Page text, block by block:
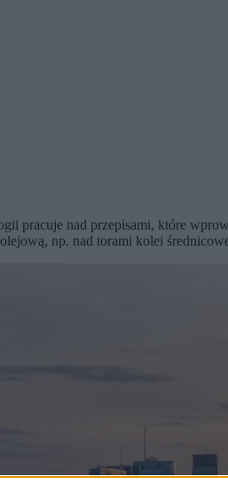
pracuje nad przepisami, które
np. nad torami kolei